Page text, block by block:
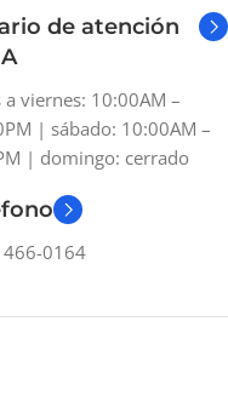
de atención
a viernes: 10:00AM –
| sábado: 10:00AM –
| domingo: cerrado
466-0164